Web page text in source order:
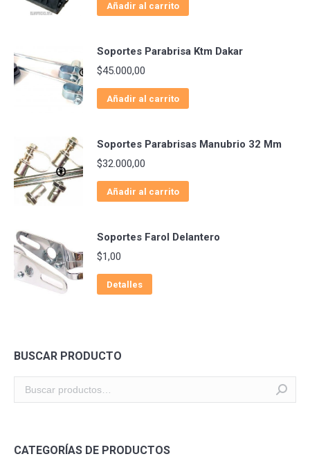
Añadir al carrito
Soportes Parabrisa Ktm Dakar
$45.000,00
Añadir al carrito
Soportes Parabrisas Manubrio 32 Mm
$32.000,00
Añadir al carrito
Soportes Farol Delantero
$1,00
Detalles
BUSCAR PRODUCTO
CATEGORÍAS DE PRODUCTOS